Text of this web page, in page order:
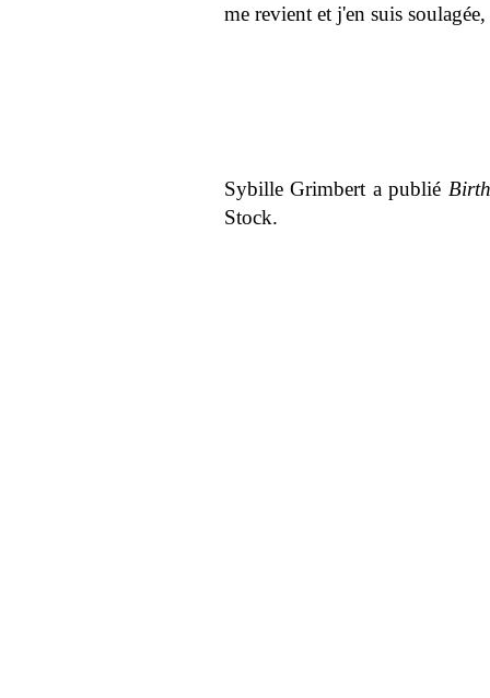
me revient et j'en suis
Sybille Grimbert a publié
Stock.